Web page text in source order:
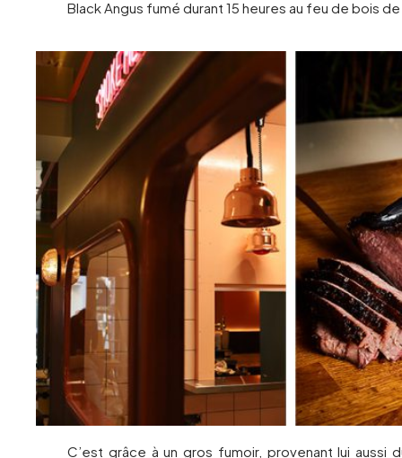
Black Angus fumé durant 15 heures au feu de bois
C’est grâce à un gros fumoir, provenant lui aussi